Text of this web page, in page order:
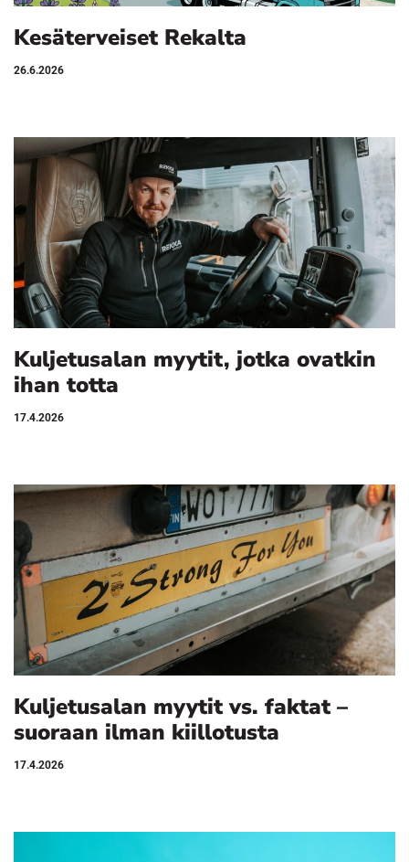
Kesäterveiset Rekalta
26.6.2026
Kuljetusalan myytit, jotka ovatkin
ihan totta
17.4.2026
Kuljetusalan myytit vs. faktat –
suoraan ilman kiillotusta
17.4.2026